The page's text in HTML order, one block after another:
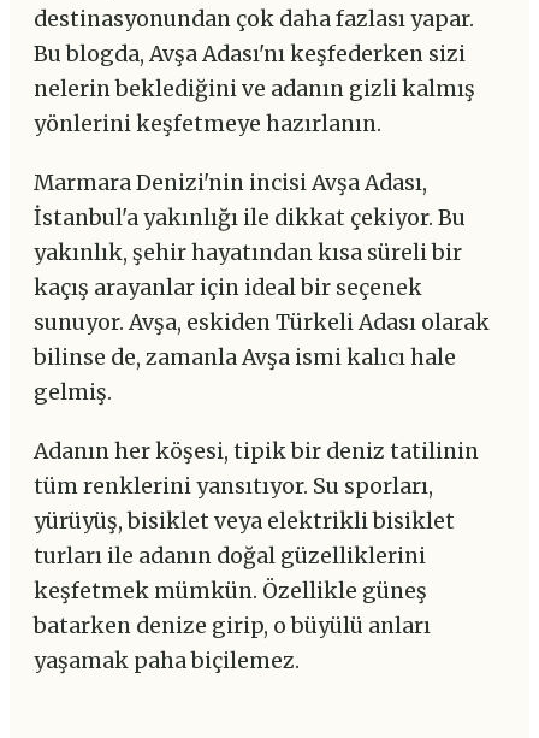
destinasyonundan çok daha fazlası yapar.
Bu blogda, Avşa Adası'nı keşfederken sizi
nelerin beklediğini ve adanın gizli kalmış
yönlerini keşfetmeye hazırlanın.
Marmara Denizi'nin incisi Avşa Adası,
İstanbul'a yakınlığı ile dikkat çekiyor. Bu
yakınlık, şehir hayatından kısa süreli bir
kaçış arayanlar için ideal bir seçenek
sunuyor. Avşa, eskiden Türkeli Adası olarak
bilinse de, zamanla Avşa ismi kalıcı hale
gelmiş.
Adanın her köşesi, tipik bir deniz tatilinin
tüm renklerini yansıtıyor. Su sporları,
yürüyüş, bisiklet veya elektrikli bisiklet
turları ile adanın doğal güzelliklerini
keşfetmek mümkün. Özellikle güneş
batarken denize girip, o büyülü anları
yaşamak paha biçilemez.